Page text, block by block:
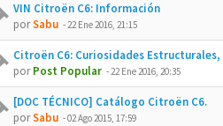
VIN Citroën C6: Información
porSabu -22 Ene 2016, 21:15
Citroën C6: Curiosidades
porPost Popular -22 Ene 2016, 20:35
[DOC TÉCNICO] Catálogo Citroën C6.
porSabu -02 Ago 2015, 17:59